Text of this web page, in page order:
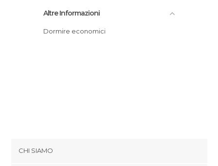
Altre Informazioni
Dormire economici
CHI SIAMO